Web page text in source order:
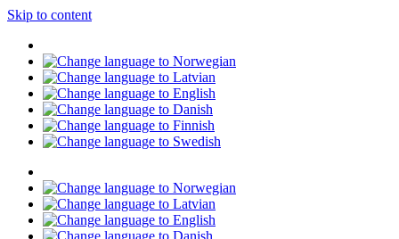
Skip to content